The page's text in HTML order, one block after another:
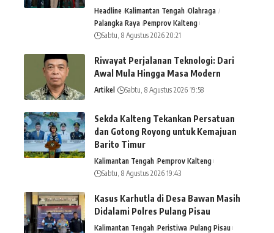
Headline Kalimantan Tengah Olahraga
Palangka Raya Pemprov Kalteng
Sabtu, 8 Agustus 2026 20:21
Riwayat Perjalanan Teknologi: Dari
Awal Mula Hingga Masa Modern
Artikel Sabtu, 8 Agustus 2026 19:58
Sekda Kalteng Tekankan Persatuan
dan Gotong Royong untuk Kemajuan
Barito Timur
Kalimantan Tengah Pemprov Kalteng
Sabtu, 8 Agustus 2026 19:43
Kasus Karhutla di Desa Bawan Masih
Didalami Polres Pulang Pisau
Kalimantan Tengah Peristiwa Pulang Pisau